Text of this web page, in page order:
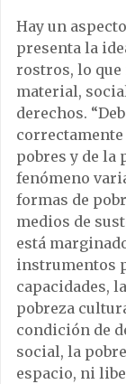
Hay un
presenta la
rostros, lo
material,
derechos.
pobres y de la
fenómeno
formas de
medios de
está
instrumentos
capacidades,
pobreza
condición de
social, la
espacio, ni